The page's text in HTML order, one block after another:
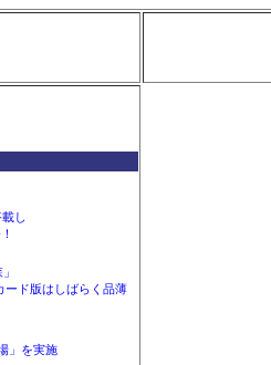
し
ード版はしばらく品薄
」を実施